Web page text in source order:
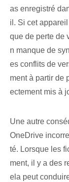
as enregistré
il. ⁤Si cet
que de perte de
n manque de
es conflits de
ment à partir de
ectement mis à
Une autre
OneDrive
té. Lorsque les
ment, il y a des
ela peut